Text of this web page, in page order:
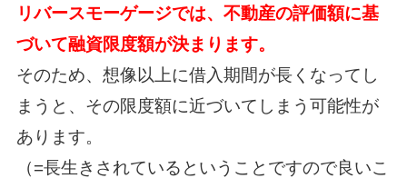
リバースモーゲージでは、不動産の評価額に基
づいて融資限度額が決まります。
そのため、想像以上に借入期間が長くなってし
まうと、その限度額に近づいてしまう可能性が
あります。
（=長生きされているということですので良いこ